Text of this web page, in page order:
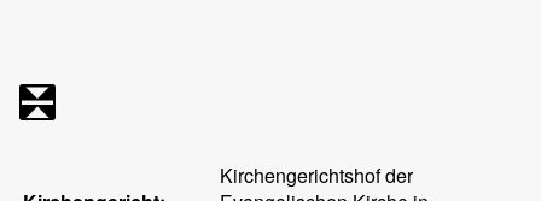
Kirchengerichtshof der